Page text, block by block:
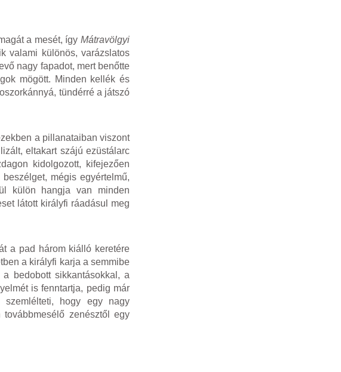
a mesét, így Mátravölgyi
valami különös, varázslatos
nagy fapadot, mert benőtte
mögött. Minden kellék és
tündérré a játszó
a pillanataiban viszont
eltakart szájú ezüstálarc
kidolgozott, kifejezően
mégis egyértelmű,
külön hangja van minden
látott királyfi ráadásul meg
a pad három kiálló keretére
a királyfi karja a semmibe
bedobott sikkantásokkal, a
is fenntartja, pedig már
hogy egy nagy
zenésztől egy